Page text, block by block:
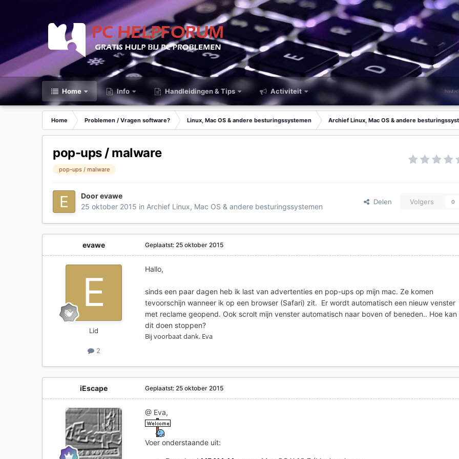
Home Info Handleidingen & Tips Activiteit
Home Problemen / Vragen software? Linux, Mac OS & andere besturingssystemen Archief Linux, Mac OS & andere
pop-ups / malware
pop-ups / malware
Doorevawe
25 oktober 2015 in Archief Linux, Mac OS & andere besturingssystemen
Delen Volgers 0
evawe
Lid
2
Geplaatst:25 oktober 2015
Hallo,
sinds een paar dagen heb ik last van advertenties en pop-ups op mijn mac. Ze komen
tevoorschijn wanneer ik op een browser (Safari) zit. Er wordt automatisch een nieuw venster
met reclame geopend. Ook scrolt mijn venster automatisch naar boven of beneden.. Hoe kan
dit doen stoppen?
Bij voorbaat dank. Eva
iEscape Geplaatst: 25 oktober 2015
@ Eva,
Voer onderstaande uit: